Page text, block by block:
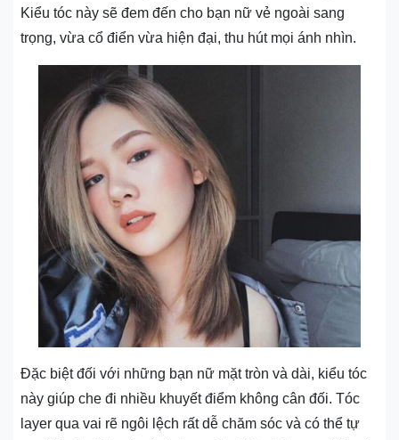
Kiểu tóc này sẽ đem đến cho bạn nữ vẻ ngoài sang
trọng, vừa cổ điển vừa hiện đại, thu hút mọi ánh nhìn.
Đặc biệt đối với những bạn nữ mặt tròn và dài, kiểu tóc
này giúp che đi nhiều khuyết điểm không cân đối. Tóc
layer qua vai rẽ ngôi lệch rất dễ chăm sóc và có thể tự